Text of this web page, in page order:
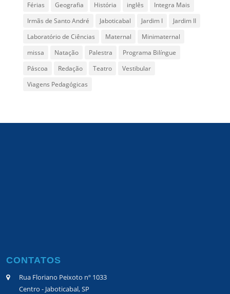
Férias
Geografia História inglês
Integra Mais
Irmãs de Santo André
Jaboticabal Jardim I
Jardim II
Laboratório de Ciências
Maternal
Minimaternal
missa
Natação Palestra
Programa Bilíngue
Páscoa
Redação Teatro
Vestibular
Viagens Pedagógicas
CONTATOS
Rua Floriano Peixoto nº 1033
Centro - Jaboticabal, SP